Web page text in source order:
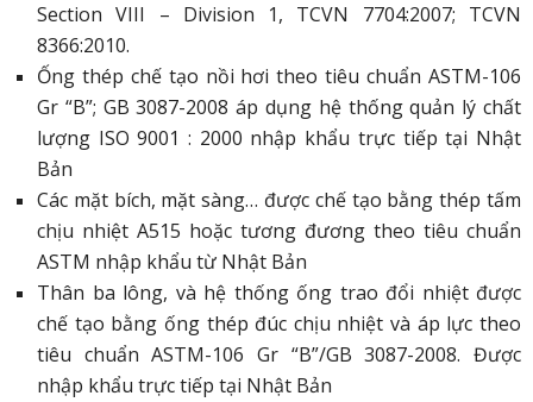
Section VIII – Division 1, TCVN 7704:2007; TCVN
8366:2010.
Ống thép chế tạo nồi hơi theo tiêu chuẩn ASTM-106
Gr “B”; GB 3087-2008 áp dụng hệ thống quản lý chất
lượng ISO 9001 : 2000 nhập khẩu trực tiếp tại Nhật
Bản
Các mặt bích, mặt sàng… được chế tạo bằng thép tấm
chịu nhiệt A515 hoặc tương đương theo tiêu chuẩn
ASTM nhập khẩu từ Nhật Bản
Thân ba lông, và hệ thống ống trao đổi nhiệt được
chế tạo bằng ống thép đúc chịu nhiệt và áp lực theo
tiêu chuẩn ASTM-106 Gr “B”/GB 3087-2008. Được
nhập khẩu trực tiếp tại Nhật Bản